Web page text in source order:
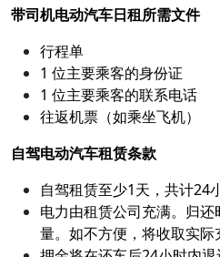
带司机电动汽车日租所需文件
行程单
1 位主要乘客的身份证
1 位主要乘客的联系电话
往返机票（如乘坐飞机）
自驾电动汽车租赁条款
自驾租赁至少1天，共计24小
电力由租赁公司充满。归
量。如不方便，将收取实际